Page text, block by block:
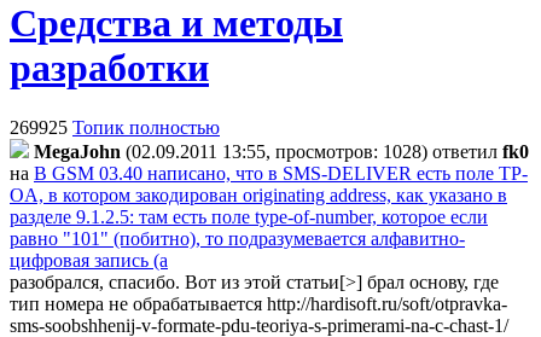
Средства и методы
разработки
269925 Топик полностью
MegaJohn (02.09.2011 13:55, просмотров: 1028) ответил fk0
на В GSM 03.40 написано, что в SMS-DELIVER есть поле TP-
OA, в котором закодирован originating address, как указано в
разделе 9.1.2.5: там есть поле type-of-number, которое если
равно "101" (побитно), то подразумевается алфавитно-
цифровая запись (а
разобрался, спасибо. Вот из этой статьи[>] брал основу, где
тип номера не обрабатывается http://hardisoft.ru/soft/otpravka-
sms-soobshhenij-v-formate-pdu-teoriya-s-primerami-na-c-chast-1/